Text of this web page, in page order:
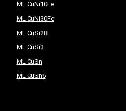
ML CuNi10Fe
ML CuNi30Fe
ML CuSi28L
ML CuSi3
ML CuSn
ML CuSn6